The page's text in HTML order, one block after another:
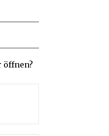
öffnen?